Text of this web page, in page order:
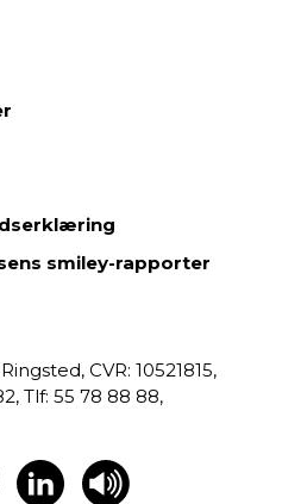
smiley-rapporter
CVR: 10521815,
55 78 88 88,